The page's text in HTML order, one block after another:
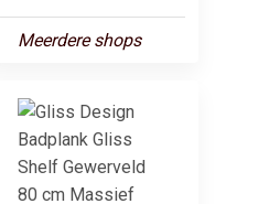
Meerdere shops